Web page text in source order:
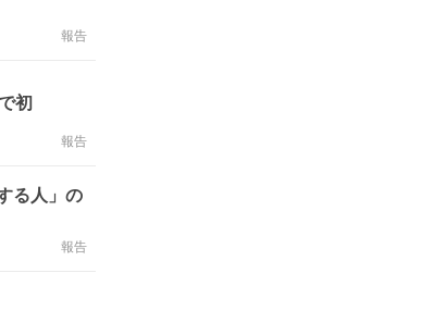
報告
初
報告
る人」の
報告